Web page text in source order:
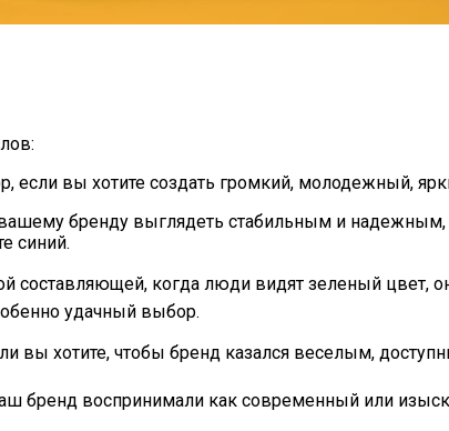
если вы хотите создать громкий, молодежный,
бренду выглядеть стабильным и
синий.
составляющей, когда люди видят зеленый
удачный выбор.
вы хотите, чтобы бренд казался веселым,
бренд воспринимали как современный или